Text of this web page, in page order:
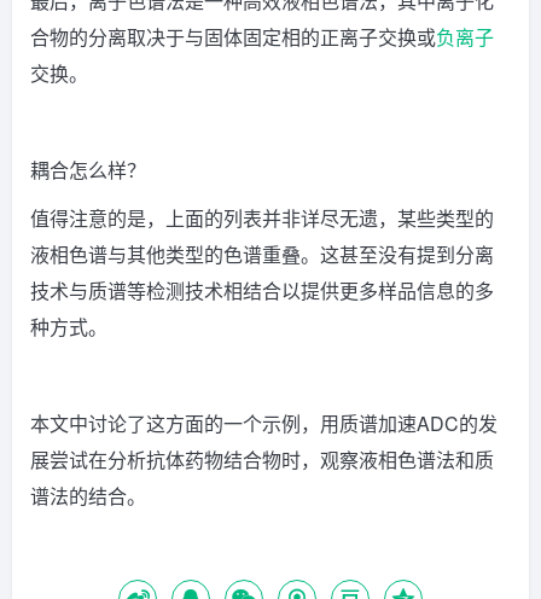
合物的分离取决于与固体固定相的正离子交换或负离子
交换。
耦合怎么样？
值得注意的是，上面的列表并非详尽无遗，某些类型的
液相色谱与其他类型的色谱重叠。这甚至没有提到分离
技术与质谱等检测技术相结合以提供更多样品信息的多
种方式。
本文中讨论了这方面的一个示例，用质谱加速ADC的发
展尝试在分析抗体药物结合物时，观察液相色谱法和质
谱法的结合。